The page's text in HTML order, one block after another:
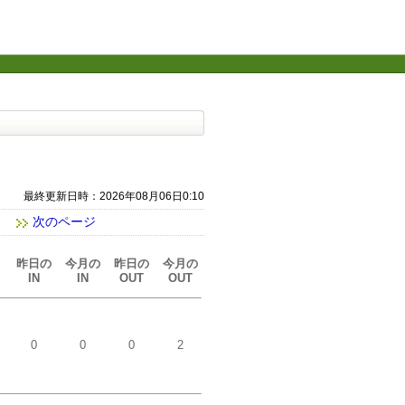
最終更新日時：2026年08月06日0:10
次のページ
昨日の
IN
今月の
IN
昨日の
OUT
今月の
OUT
0 0 0 2